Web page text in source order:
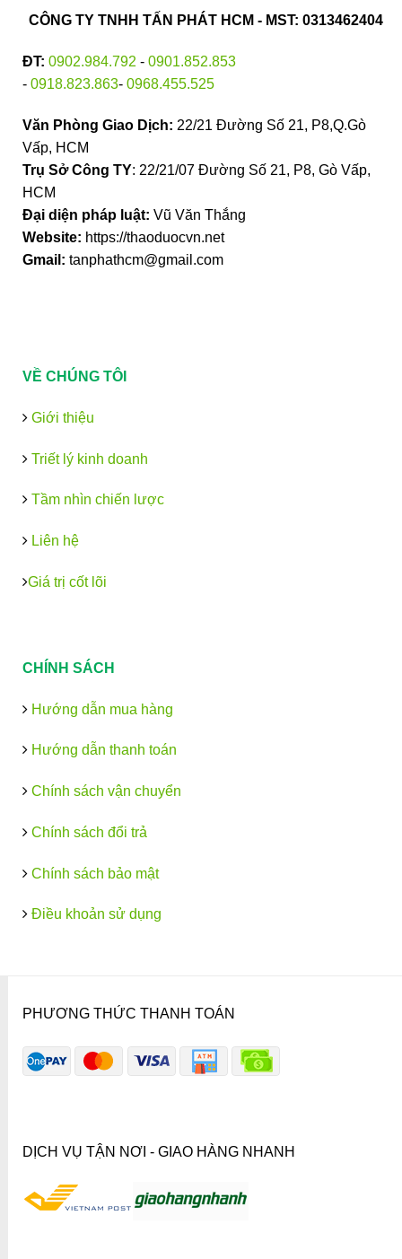
CÔNG TY TNHH TẤN PHÁT HCM - MST: 0313462404
ĐT: 0902.984.792 - 0901.852.853
- 0918.823.863- 0968.455.525
Văn Phòng Giao Dịch: 22/21 Đường Số 21, P8,Q.Gò
Vấp, HCM
Trụ Sở Công TY: 22/21/07 Đường Số 21, P8, Gò Vấp,
HCM
Đại diện pháp luật: Vũ Văn Thắng
Website: https://thaoduocvn.net
Gmail: tanphathcm@gmail.com
VỀ CHÚNG TÔI
Giới thiệu
Triết lý kinh doanh
Tầm nhìn chiến lược
Liên hệ
Giá trị cốt lõi
CHÍNH SÁCH
Hướng dẫn mua hàng
Hướng dẫn thanh toán
Chính sách vận chuyển
Chính sách đổi trả
Chính sách bảo mật
Điều khoản sử dụng
PHƯƠNG THỨC THANH TOÁN
DỊCH VỤ TẬN NƠI - GIAO HÀNG NHANH